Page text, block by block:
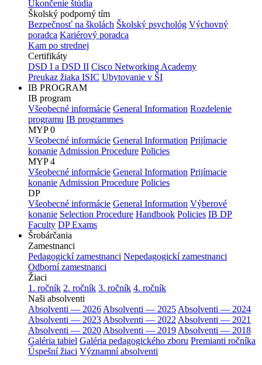
Ukončenie štúdia
Školský podporný tím
Bezpečnosť na školách Školský psychológ Výchovný
poradca Kariérový poradca
Kam po strednej
Certifikáty
DSD I a DSD II Cisco Networking Academy
Preukaz žiaka ISIC Ubytovanie v ŠI
IB PROGRAM
IB program
Všeobecné informácie General Information Rozdelenie
programu IB programmes
MYP 0
Všeobecné informácie General Information Prijímacie
konanie Admission Procedure Policies
MYP 4
Všeobecné informácie General Information Prijímacie
konanie Admission Procedure Policies
DP
Všeobecné informácie General Information Výberové
konanie Selection Procedure Handbook Policies IB DP
Faculty DP Exams
Šrobárčania
Zamestnanci
Pedagogickí zamestnanci Nepedagogickí zamestnanci
Odborní zamestnanci
Žiaci
1. ročník 2. ročník 3. ročník 4. ročník
Naši absolventi
Absolventi — 2026 Absolventi — 2025 Absolventi — 2024
Absolventi — 2023 Absolventi — 2022 Absolventi — 2021
Absolventi — 2020 Absolventi — 2019 Absolventi — 2018
Galéria tabiel Galéria pedagogického zboru Premianti ročníka
Úspešní žiaci Významní absolventi